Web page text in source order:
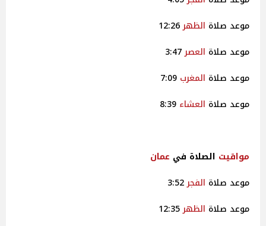
موعد صلاة الظهر12:26
موعد صلاة العصر3:47
موعد صلاة المغرب
موعد صلاة العشاء
مواقيت الصلاة في عمان
موعد صلاة الفجر3:52
موعد صلاة الظهر12:35